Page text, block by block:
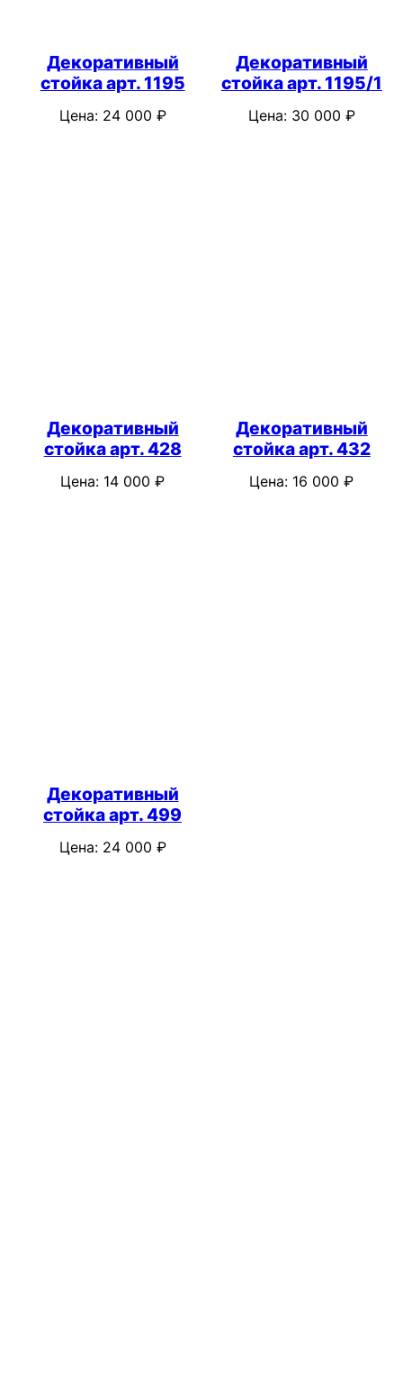
Декоративный
стойка арт. 1195
Цена: 24 000 ₽
Декоративный
стойка арт. 1195/1
Цена: 30 000 ₽
Декоративный
стойка арт. 428
Цена: 14 000₽
Декоративный
стойка арт. 432
Цена: 16 000₽
Декоративный
стойка арт. 499
Цена: 24 000 ₽